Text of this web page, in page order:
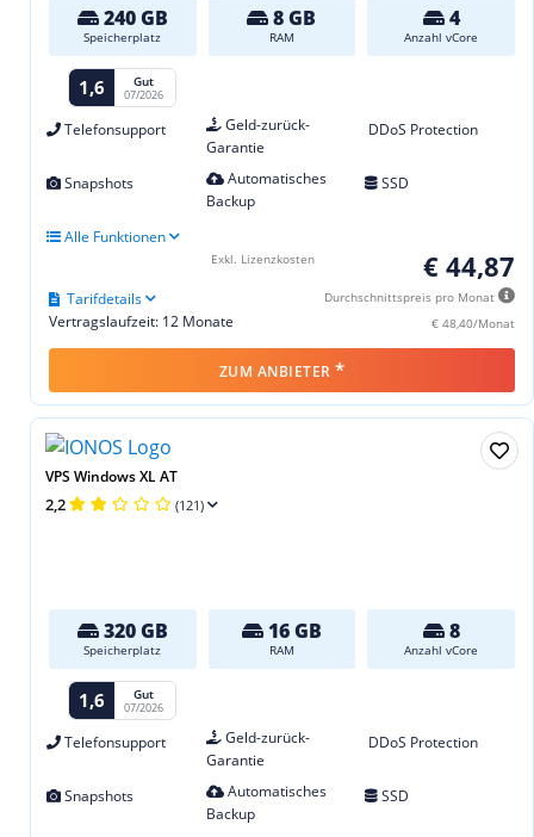
240 GB
Speicherplatz
8 GB
RAM
4
Anzahl vCore
1,6 Gut
07/2026
Telefonsupport
Geld-zurück-
Garantie
DDoS Protection
Snapshots
Automatisches
Backup
SSD
Alle Funktionen
€ 44,87
Durchschnittspreis pro Monat
€ 48,40/Monat
Vertragslaufzeit: 12 Monate
Tarifdetails
Exkl. Lizenzkosten
ZUM ANBIETER *
VPS Windows XL AT
2,2 (121)
320 GB
Speicherplatz
16 GB
RAM
8
Anzahl vCore
1,6 Gut
07/2026
Telefonsupport
Geld-zurück-
Garantie
DDoS Protection
Snapshots
Automatisches
Backup
SSD